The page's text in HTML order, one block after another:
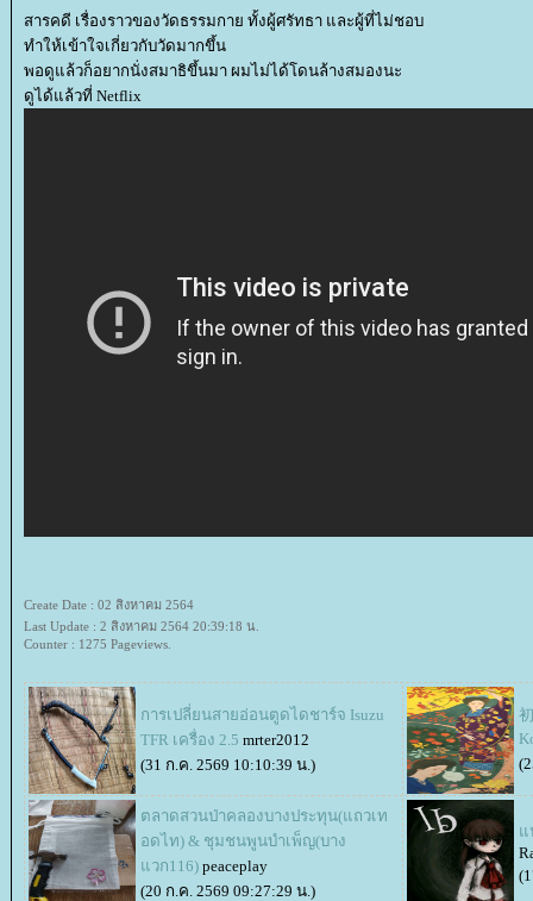
สารคดี เรื่องราวของวัดธรรมกาย ทั้งผู้ศรัทธา และผู้ที่ไม่ชอบ
ทำให้เข้าใจเกี่ยวกับวัดมากขึ้น
พอดูแล้วก็อยากนั่งสมาธิขึ้นมา ผมไม่ได้โดนล้างสมองนะ
ดูได้แล้วที่ Netflix
Create Date : 02 สิงหาคม 2564
Last Update : 2 สิงหาคม 2564 20:39:18 น.
Counter : 1275 Pageviews.
การเปลี่ยนสายอ่อนตูดไดชาร์จ Isuzu
TFR เครื่อง 2.5 mrter2012
(31 ก.ค. 2569 10:10:39 น.)
ตลาดสวนป่าคลองบางประทุน(แถวเท
อดไท) & ชุมชนพูนบำเพ็ญ(บาง
วก116) peaceplay
(20 ก.ค. 2569 09:27:29 น.)
น